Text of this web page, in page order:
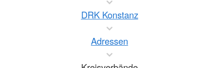
DRK Konstanz
Adressen